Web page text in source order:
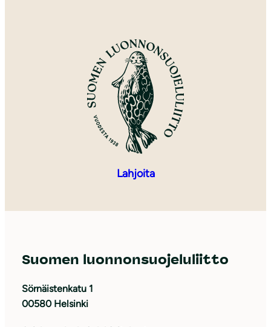
Lahjoita
Suomen luonnonsuojeluliitto
Sörnäistenkatu 1
00580 Helsinki